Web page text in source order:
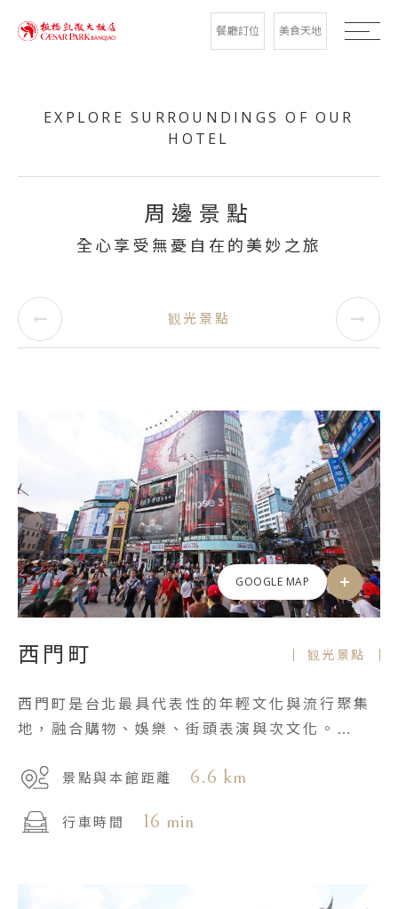
餐廳訂位 美食天地
EXPLORE SURROUNDINGS OF OUR
HOTEL
周邊景點
全心享受無憂自在的美妙之旅
観光景點
GOOGLE MAP
西門町 観光景點
西門町是台北最具代表性的年輕文化與流行聚集
地，融合購物、娛樂、街頭表演與次文化。
今，展現新舊交融的城市魅力。
景點與本館距離 6.6 km
行車時間 16 min